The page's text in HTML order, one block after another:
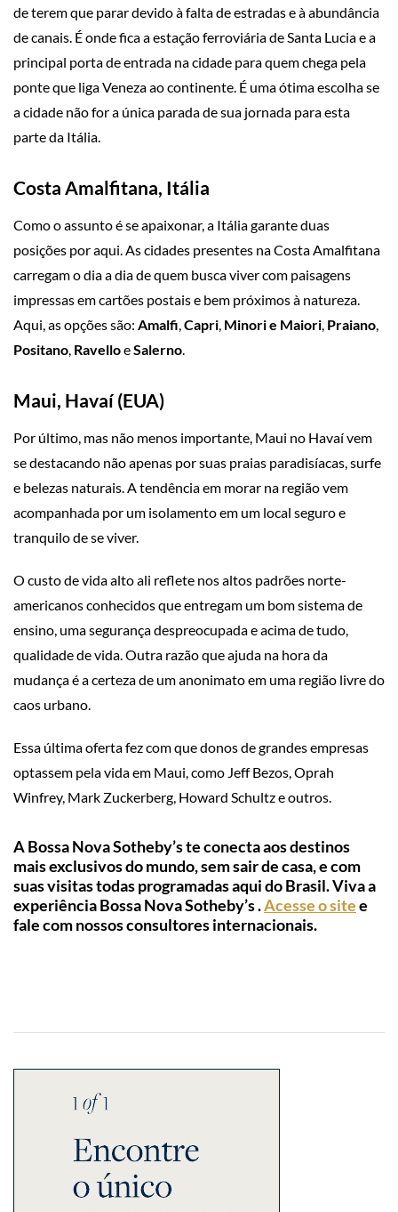
de terem que parar devido à falta de estradas e à abundância
de canais. É onde fica a estação ferroviária de Santa Lucia e a
principal porta de entrada na cidade para quem chega pela
ponte que liga Veneza ao continente. É uma ótima escolha se
a cidade não for a única parada de sua jornada para esta
parte da Itália.
Costa Amalfitana, Itália
Como o assunto é se apaixonar, a Itália garante duas
posições por aqui. As cidades presentes na Costa Amalfitana
carregam o dia a dia de quem busca viver com paisagens
impressas em cartões postais e bem próximos à natureza.
Aqui, as opções são: Amalfi,Capri, Minori e Maiori, Praiano,
Positano, RavelloeSalerno.
Maui, Havaí (EUA)
Por último, mas não menos importante, Maui no Havaí vem
se destacando não apenas por suas praias paradisíacas, surfe
e belezas naturais. A tendência em morar na região vem
acompanhada por um isolamento em um local seguro e
tranquilo de se viver.
O custo de vida alto ali reflete nos altos padrões norte-
americanos conhecidos que entregam um bom sistema de
ensino, uma segurança despreocupada e acima de tudo,
qualidade de vida. Outra razão que ajuda na hora da
mudança é a certeza de um anonimato em uma região livre do
caos urbano.
Essa última oferta fez com que donos de grandes empresas
optassem pela vida em Maui, como Jeff Bezos, Oprah
Winfrey, Mark Zuckerberg, Howard Schultz e outros.
A Bossa Nova Sotheby’s te conecta aos destinos
mais exclusivos do mundo, sem sair de casa, e com
suas visitas todas programadas aqui do Brasil. Viva a
experiência Bossa Nova Sotheby’s .Acesse o sitee
fale com nossos consultores internacionais.